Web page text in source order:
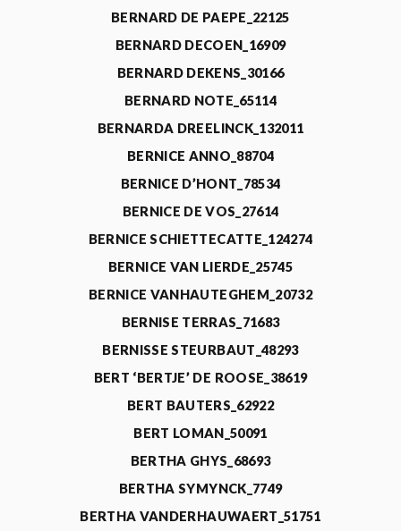
BERNARD DE PAEPE_22125
BERNARD DECOEN_16909
BERNARD DEKENS_30166
BERNARD NOTE_65114
BERNARDA DREELINCK_132011
BERNICE ANNO_88704
BERNICE D’HONT_78534
BERNICE DE VOS_27614
BERNICE SCHIETTECATTE_124274
BERNICE VAN LIERDE_25745
BERNICE VANHAUTEGHEM_20732
BERNISE TERRAS_71683
BERNISSE STEURBAUT_48293
BERT ‘BERTJE’ DE ROOSE_38619
BERT BAUTERS_62922
BERT LOMAN_50091
BERTHA GHYS_68693
BERTHA SYMYNCK_7749
BERTHA VANDERHAUWAERT_51751